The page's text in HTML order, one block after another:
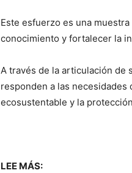
Este esfuerzo es una
conocimiento y fortalecer la
A través de la articulación de
responden a las necesidades
ecosustentable y la
LEE MÁS: